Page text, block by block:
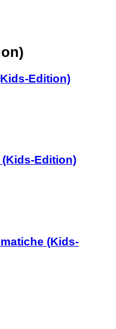
Edition)
Edition)
(Kids-